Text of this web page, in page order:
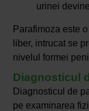
urinei
Parafimoza este
liber, intrucat se
nivelul formei
Diagnosticul
Diagnosticul de
pe examinarea